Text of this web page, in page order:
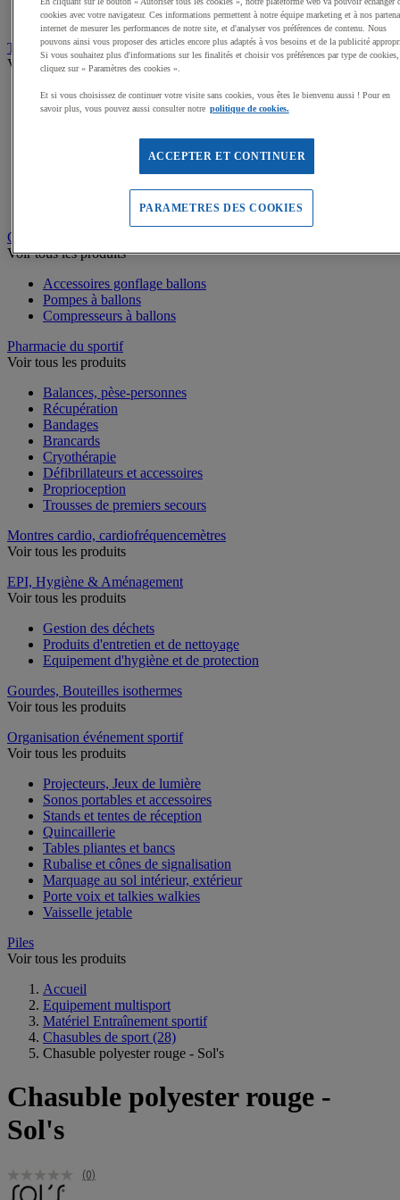
Podiums de sport
Transport et Rangement
Voir tous les produits
Sacs et Filets à ballons
Chariots de manutention
Bacs de rangement
Armoires de rangement
Rangement Sportif
Gonflage et entretien des ballons
Voir tous les produits
Accessoires gonflage ballons
Pompes à ballons
Compresseurs à ballons
Pharmacie du sportif
Voir tous les produits
Balances, pèse-personnes
Récupération
Bandages
Brancards
Cryothérapie
Défibrillateurs et accessoires
Proprioception
Trousses de premiers secours
Montres cardio, cardiofréquencemètres
Voir tous les produits
EPI, Hygiène & Aménagement
Voir tous les produits
Gestion des déchets
Produits d'entretien et de nettoyage
Equipement d'hygiène et de protection
Gourdes, Bouteilles isothermes
Voir tous les produits
Organisation événement sportif
Voir tous les produits
Projecteurs, Jeux de lumière
Sonos portables et accessoires
Stands et tentes de réception
Quincaillerie
Tables pliantes et bancs
Rubalise et cônes de signalisation
Marquage au sol intérieur, extérieur
Porte voix et talkies walkies
Vaisselle jetable
Piles
Voir tous les produits
Accueil
Equipement multisport
Matériel Entraînement sportif
Chasubles de sport (28)
Chasuble polyester rouge - Sol's
Chasuble polyester rouge -
Sol's
(0)
cookies avec votre navigateur. Ces informations permettent à notre équipe marketing et à nos
internet de mesurer les performances de notre site, et d'analyser vos préférences de contenu. Nous
pouvons ainsi vous proposer des articles encore plus adaptés à vos besoins et de la publicité
Si vous souhaitez plus d'informations sur les finalités et choisir vos préférences par type de cookies,
cliquez sur « Paramètres des cookies ».
Et si vous choisissez de continuer votre visite sans cookies, vous êtes le bienvenu aussi ! Pour en
savoir plus, vous pouvez aussi consulter notre politique de cookies.
ACCEPTER ET CONTINUER
PARAMETRES DES COOKIES